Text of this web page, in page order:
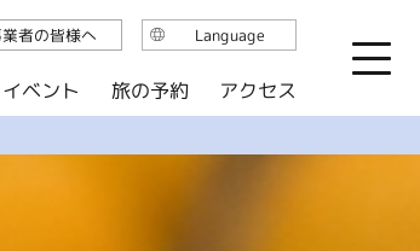
イベント 旅の予約 アクセス
者の皆様へ Language
English
简体中文